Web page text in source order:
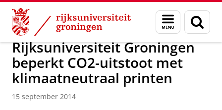
Skip
Content
Skip
Navigation
Menu
en
zoeken
Over ons Actueel Nieuws Nieuwsberichten
Rijksuniversiteit Groningen
beperkt CO2-uitstoot met
klimaatneutraal printen
15 september 2014